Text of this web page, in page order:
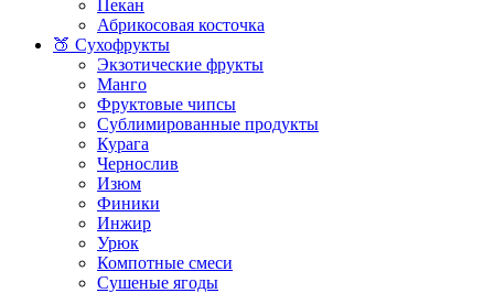
Пекан
Абрикосовая косточка
🍑 Сухофрукты
Экзотические фрукты
Манго
Фруктовые чипсы
Сублимированные продукты
Курага
Чернослив
Изюм
Финики
Инжир
Урюк
Компотные смеси
Сушеные ягоды